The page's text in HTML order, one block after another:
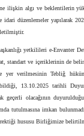
ilişkin algı ve beklentilerin
idari düzenlemeler yapılarak
yetkilileri e-Envanter
ve içeriklerinin de
yer verilmesinin Tebliğ
13.10.2025 tarihli
geçerli olacağının
tutulmasına imkan
hususu Birliğimize